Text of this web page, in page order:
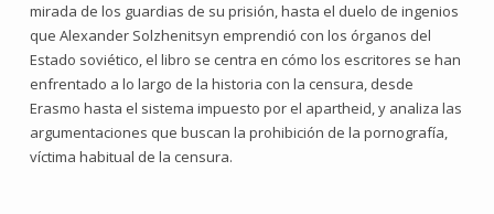
mirada de los guardias de su prisión, hasta el duelo de ingenios
que Alexander Solzhenitsyn emprendió con los órganos del
Estado soviético, el libro se centra en cómo los escritores se han
enfrentado a lo largo de la historia con la censura, desde
Erasmo hasta el sistema impuesto por el apartheid, y analiza las
argumentaciones que buscan la prohibición de la pornografía,
víctima habitual de la censura.